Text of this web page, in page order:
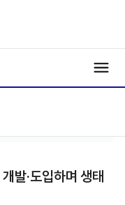
발·도입하며 생태